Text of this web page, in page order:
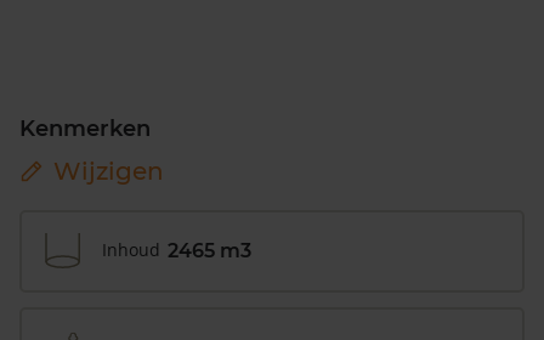
Kenmerken
Wijzigen
Inhoud 2465 m3